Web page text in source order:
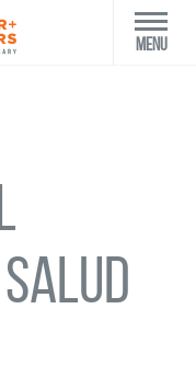
Menu